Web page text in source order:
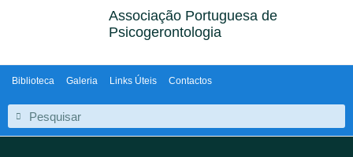
Associação Portuguesa de
Psicogerontologia
Biblioteca Galeria Links Úteis Contactos